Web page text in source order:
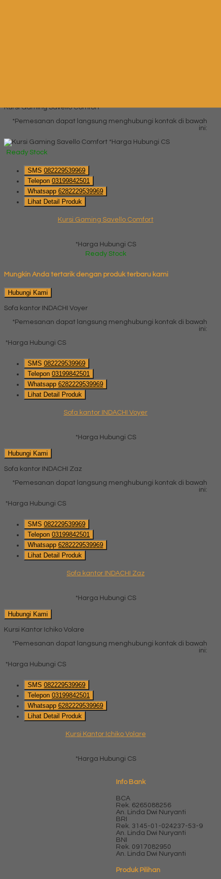
Kursi Gaming Savello Comfort
*Pemesanan dapat langsung menghubungi kontak di bawah
ini:
*Harga Hubungi CS
Ready Stock
SMS 082229539969
Telepon 03199842501
Whatsapp 6282229539969
Lihat Detail Produk
Kursi Gaming Savello Comfort
*Harga Hubungi CS
Ready Stock
Mungkin Anda tertarik dengan produk terbaru kami
Hubungi Kami
Sofa kantor INDACHI Voyer
*Pemesanan dapat langsung menghubungi kontak di bawah
ini:
*Harga Hubungi CS
SMS 082229539969
Telepon 03199842501
Whatsapp 6282229539969
Lihat Detail Produk
Sofa kantor INDACHI Voyer
*Harga Hubungi CS
Hubungi Kami
Sofa kantor INDACHI Zaz
*Pemesanan dapat langsung menghubungi kontak di bawah
ini:
*Harga Hubungi CS
SMS 082229539969
Telepon 03199842501
Whatsapp 6282229539969
Lihat Detail Produk
Sofa kantor INDACHI Zaz
*Harga Hubungi CS
Hubungi Kami
Kursi Kantor Ichiko Volare
*Pemesanan dapat langsung menghubungi kontak di bawah
ini:
*Harga Hubungi CS
SMS 082229539969
Telepon 03199842501
Whatsapp 6282229539969
Lihat Detail Produk
Kursi Kantor Ichiko Volare
*Harga Hubungi CS
Info Bank
BCA
Rek. 6265088256
An. Linda Dwi Nuryanti
BRI
Rek. 3145-01-024237-53-9
An. Linda Dwi Nuryanti
BNI
Rek. 0917082950
An. Linda Dwi Nuryanti
Produk Pilihan